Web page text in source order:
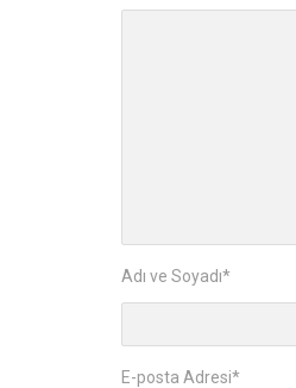
Adı ve Soyadı*
E-posta Adresi*